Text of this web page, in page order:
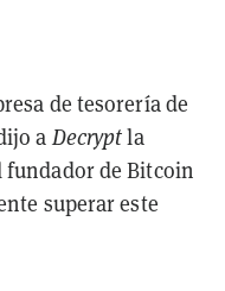
de tesorería de
a Decryptla
fundador de Bitcoin
superar este